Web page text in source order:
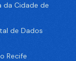
da Cidade de
de Dados
Recife